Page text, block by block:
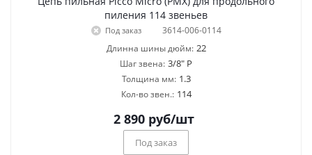
пиления 114 звеньев
Под заказ
3614-006-0114
Длинна шины дюйм: 22
Шаг звена: 3/8" P
Толщина мм: 1.3
Кол-во звен.: 114
2 890руб/шт
Под заказ